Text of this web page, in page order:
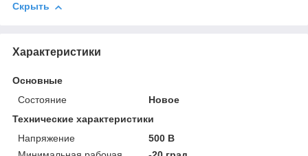
Скрыть
Характеристики
Основные
Состояние
Новое
Технические характеристики
Напряжение
500 В